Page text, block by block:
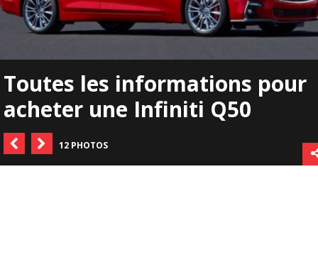
Toutes les informations pour
acheter une Infiniti Q50
12 PHOTOS